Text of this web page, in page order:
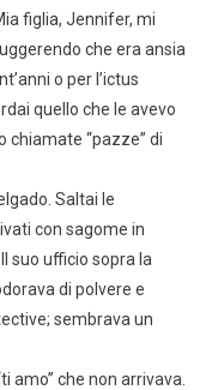
figlia, Jennifer, mi
che era ansia
o per l’ictus
quello che le avevo
chiamate “pazze” di
Saltai le
con sagome in
suo ufficio sopra la
di polvere e
sembrava un
amo” che non arrivava.